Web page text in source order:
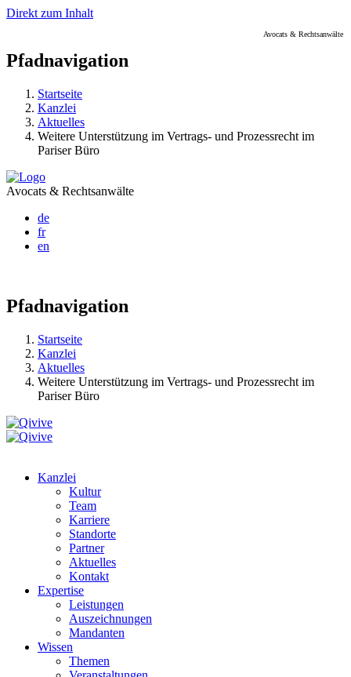
Direkt zum Inhalt
Avocats & Rechtsanwälte
Pfadnavigation
Startseite
Kanzlei
Aktuelles
Weitere Unterstützung im Vertrags- und Prozessrecht im
Pariser Büro
Avocats & Rechtsanwälte
de
fr
en
Pfadnavigation
Startseite
Kanzlei
Aktuelles
Weitere Unterstützung im Vertrags- und Prozessrecht im
Pariser Büro
Kanzlei
Kultur
Team
Karriere
Standorte
Partner
Aktuelles
Kontakt
Expertise
Leistungen
Auszeichnungen
Mandanten
Wissen
Themen